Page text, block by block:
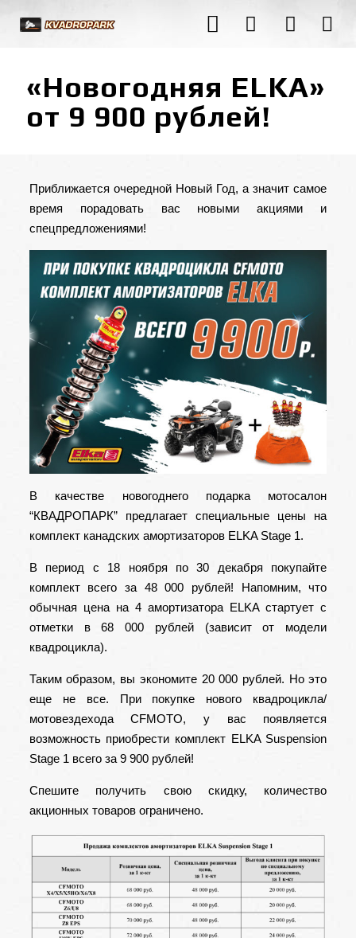
«Новогодняя ELKA»
от 9 900 рублей!
Приближается очередной Новый Год, а значит самое
время порадовать вас новыми акциями и
спецпредложениями!
В качестве новогоднего подарка мотосалон
“КВАДРОПАРК” предлагает специальные цены на
комплект канадских амортизаторов ELKA Stage 1.
В период с 18 ноября по 30 декабря покупайте
комплект всего за 48 000 рублей! Напомним, что
обычная цена на 4 амортизатора ELKA стартует с
отметки в 68 000 рублей (зависит от модели
квадроцикла).
Таким образом, вы экономите 20 000 рублей. Но это
еще не все. При покупке нового квадроцикла/
мотовездехода CFMOTO, у вас появляется
возможность приобрести комплект ELKA Suspension
Stage 1 всего за 9 900 рублей!
Спешите получить свою скидку, количество
акционных товаров ограничено.